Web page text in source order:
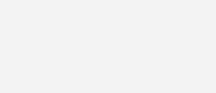
in der Oberen Stadt von Sonneberg
Fachvortrag von Hilmar Rempel